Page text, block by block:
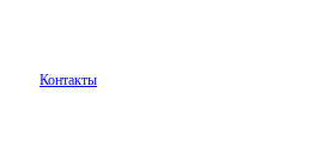
Контакты